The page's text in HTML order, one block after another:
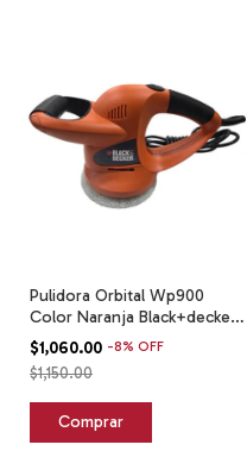
Pulidora Orbital Wp900
Color Naranja Black+decker
Naranja
$1,060.00 -8% OFF
$1,150.00